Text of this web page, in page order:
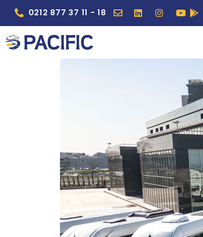
0212 877 37 11 - 18